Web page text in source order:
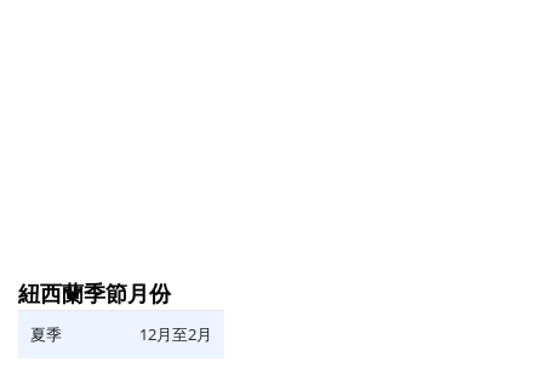
紐西蘭季節月份
夏季 12月至2月